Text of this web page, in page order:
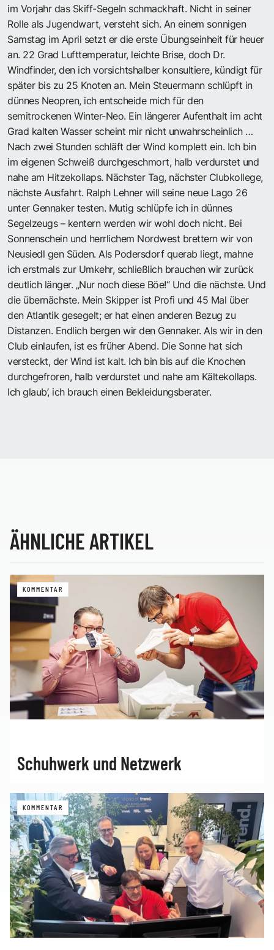
im Vorjahr das Skiff-Segeln schmackhaft. Nicht in seiner
Rolle als Jugendwart, versteht sich. An einem sonnigen
Samstag im April setzt er die erste Übungseinheit für heuer
an. 22 Grad Lufttemperatur, leichte Brise, doch Dr.
Windfinder, den ich vorsichtshalber konsultiere, kündigt für
später bis zu 25 Knoten an. Mein Steuermann schlüpft in
dünnes Neopren, ich entscheide mich für den
semitrockenen Winter-Neo. Ein längerer Aufenthalt im acht
Grad kalten Wasser scheint mir nicht unwahrscheinlich …
Nach zwei Stunden schläft der Wind komplett ein. Ich bin
im eigenen Schweiß durchgeschmort, halb verdurstet und
nahe am Hitzekollaps. Nächster Tag, nächster Clubkollege,
nächste Ausfahrt. Ralph Lehner will seine neue Lago 26
unter Gennaker testen. Mutig schlüpfe ich in dünnes
Segelzeugs – kentern werden wir wohl doch nicht. Bei
Sonnenschein und herrlichem Nordwest brettern wir von
Neusiedl gen Süden. Als Podersdorf querab liegt, mahne
ich erstmals zur Umkehr, schließlich brauchen wir zurück
deutlich länger. „Nur noch diese Böe!“ Und die nächste. Und
die übernächste. Mein Skipper ist Profi und 45 Mal über
den Atlantik gesegelt; er hat einen anderen Bezug zu
Distanzen. Endlich bergen wir den Gennaker. Als wir in den
Club einlaufen, ist es früher Abend. Die Sonne hat sich
versteckt, der Wind ist kalt. Ich bin bis auf die Knochen
durchgefroren, halb verdurstet und nahe am Kältekollaps.
Ich glaub’, ich brauch einen Bekleidungsberater.
ÄHNLICHE ARTIKEL
KOMMENTAR
Schuhwerk und Netzwerk
KOMMENTAR